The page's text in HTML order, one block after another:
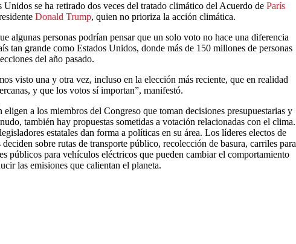
Unidos se ha retirado dos veces del tratado climático del Acuerdo de París
Donald Trump, quien no prioriza la acción climática.
algunas personas podrían pensar que un solo voto no hace una diferencia
tan grande como Estados Unidos, donde más de 150 millones de personas
del año pasado.
visto una y otra vez, incluso en la elección más reciente, que en realidad
y que los votos sí importan”, manifestó.
eligen a los miembros del Congreso que toman decisiones presupuestarias y
también hay propuestas sometidas a votación relacionadas con el clima.
estatales dan forma a políticas en su área. Los líderes electos de
sobre rutas de transporte público, recolección de basura, carriles para
públicos para vehículos eléctricos que pueden cambiar el comportamiento
las emisiones que calientan el planeta.